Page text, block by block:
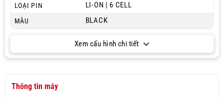
LOẠI PIN LI-ON | 6 CELL
MÀU BLACK
Xem cấu hình chi tiết
Thông tin máy